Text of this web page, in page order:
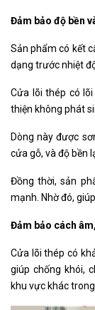
Đảm bảo độ bền
Sản phẩm có kết
dạng trước nhiệt
Cửa lõi thép có
thiện không phát
Dòng này được
cửa gỗ, và độ bền
Đồng thời, sản
mạnh. Nhờ đó,
Đảm bảo cách
Cửa lõi thép có
giúp chống khói,
khu vực khác